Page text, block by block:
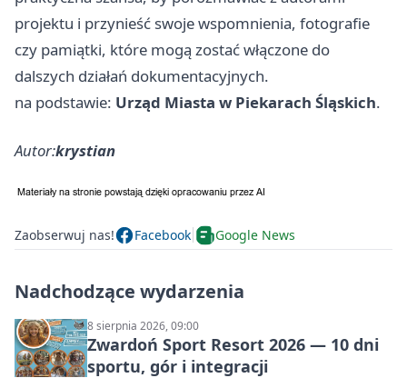
projektu i przynieść swoje wspomnienia, fotografie
czy pamiątki, które mogą zostać włączone do
dalszych działań dokumentacyjnych.
na podstawie: Urząd Miasta w Piekarach Śląskich.
Autor:krystian
Zaobserwuj nas! Facebook Google News
Nadchodzące wydarzenia
8 sierpnia 2026, 09:00
Zwardoń Sport Resort 2026 — 10 dni
sportu, gór i integracji